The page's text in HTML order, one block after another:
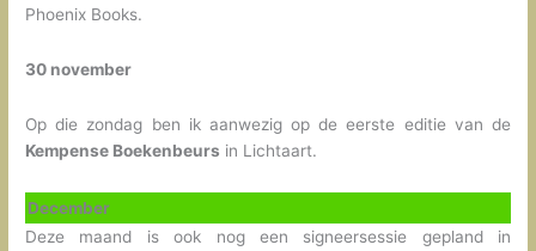
Phoenix Books.
30 november
Op die zondag ben ik aanwezig op de eerste editie van de
Kempense Boekenbeurs in Lichtaart.
December
Deze maand is ook nog een signeersessie gepland in